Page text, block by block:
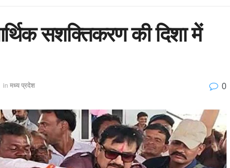
सशक्तिकरण की दिशा में
in मध्य प्रदेश 0